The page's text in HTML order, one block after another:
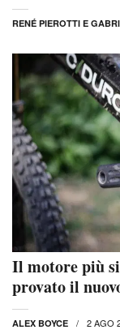
RENÉ PIEROTTI E
Il motore più
provato il
ALEX BOYCE 2 AGO